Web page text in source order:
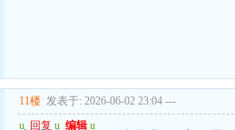
11楼 发表于: 2026-06-02 23:04 ---
u 回复 u 编辑 u